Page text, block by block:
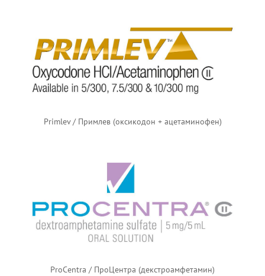
Primlev / Примлев (оксикодон + ацетаминофен)
ProCentra / ПроЦентра (декстроамфетамин)